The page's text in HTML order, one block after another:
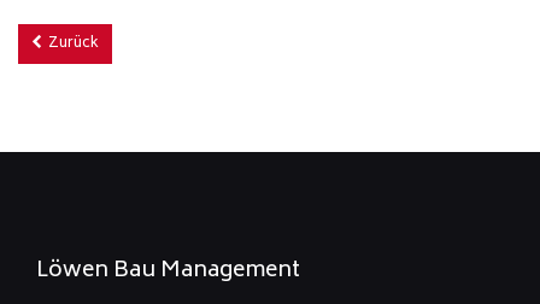
Zurück
Löwen Bau Management